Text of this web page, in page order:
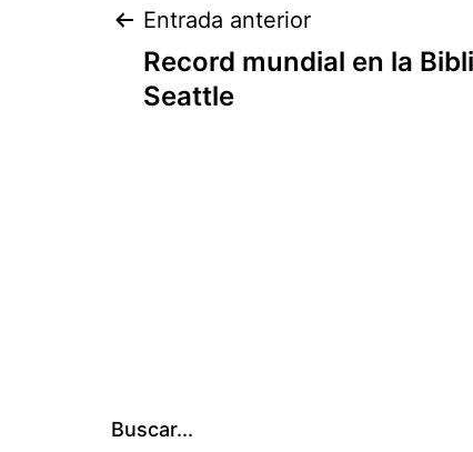
Navegación
de
Entrada anterior
Record mundial en la
Seattle
Buscar...